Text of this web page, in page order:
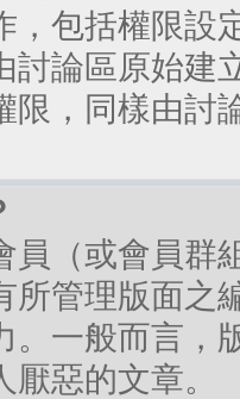
，包括權限設
討論區原始建
限，同樣由討
員（或會員群
所管理版面之
。一般而言，
惡的文章。